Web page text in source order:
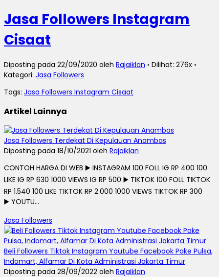
Jasa Followers Instagram
Cisaat
Diposting pada 22/09/2020 oleh Rajaiklan ◦ Dilihat: 276x ◦
Kategori: Jasa Followers
Tags: Jasa Followers Instagram Cisaat
Artikel Lainnya
Jasa Followers Terdekat Di Kepulauan Anambas
Diposting pada 18/10/2021 oleh Rajaiklan
CONTOH HARGA DI WEB ▶️ INSTAGRAM 100 FOLL IG RP 400 100
LIKE IG RP 630 1000 VIEWS IG RP 500 ▶️ TIKTOK 100 FOLL TIKTOK
RP 1.540 100 LIKE TIKTOK RP 2.000 1000 VIEWS TIKTOK RP 300
▶️ YOUTU...
Jasa Followers
Beli Followers Tiktok Instagram Youtube Facebook Pake Pulsa,
Indomart, Alfamar Di Kota Administrasi Jakarta Timur
Diposting pada 28/09/2022 oleh Rajaiklan